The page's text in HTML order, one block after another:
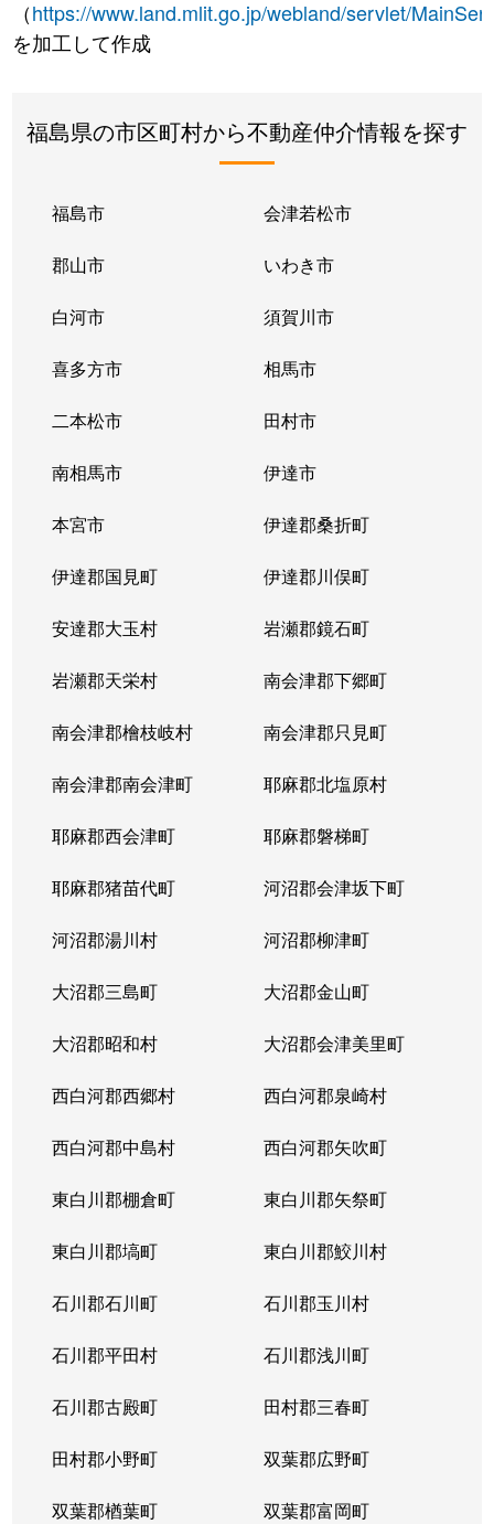
（https://www.land.mlit.go.jp/webland/servlet/
を加工して作成
福島県の市区町村から不動産仲介情報を探す
福島市 会津若松市
郡山市 いわき市
白河市 須賀川市
喜多方市 相馬市
二本松市 田村市
南相馬市 伊達市
本宮市 伊達郡桑折町
伊達郡国見町 伊達郡川俣町
安達郡大玉村 岩瀬郡鏡石町
岩瀬郡天栄村 南会津郡下郷町
南会津郡檜枝岐村 南会津郡只見町
南会津郡南会津町 耶麻郡北塩原村
耶麻郡西会津町 耶麻郡磐梯町
耶麻郡猪苗代町 河沼郡会津坂下町
河沼郡湯川村 河沼郡柳津町
大沼郡三島町 大沼郡金山町
大沼郡昭和村 大沼郡会津美里町
西白河郡西郷村 西白河郡泉崎村
西白河郡中島村 西白河郡矢吹町
東白川郡棚倉町 東白川郡矢祭町
東白川郡塙町 東白川郡鮫川村
石川郡石川町 石川郡玉川村
石川郡平田村 石川郡浅川町
石川郡古殿町 田村郡三春町
田村郡小野町 双葉郡広野町
双葉郡楢葉町 双葉郡富岡町